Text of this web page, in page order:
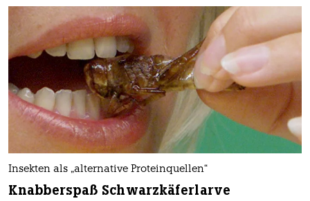
Insekten als „alternative Proteinquellen“
Knabberspaß Schwarzkäferlarve